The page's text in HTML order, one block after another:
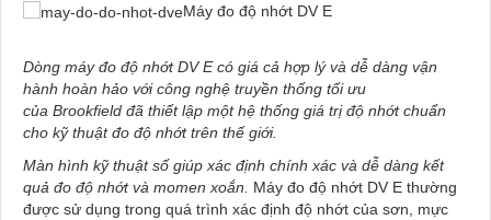
Máy đo độ nhớt DV E
Dòng máy đo độ nhớt DV E có giá cả hợp lý và dễ dàng vận
hành hoàn hảo với công nghệ truyền thống tối ưu
của Brookfield đã thiết lập một hệ thống giá trị độ nhớt chuẩn
cho kỹ thuật đo độ nhớt trên thế giới.
Màn hình kỹ thuật số giúp xác định chính xác và dễ dàng kết
quả đo độ nhớt và momen xoắn. Máy đo độ nhớt DV E thường
được sử dụng trong quá trình xác định độ nhớt của sơn, mực